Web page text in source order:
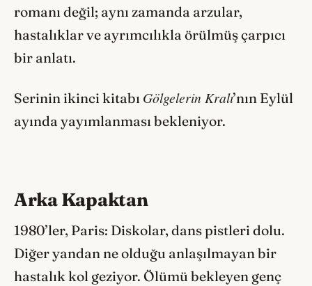
romanı değil; aynı zamanda arzular,
hastalıklar ve ayrımcılıkla örülmüş çarpıcı
bir anlatı.
Serinin ikinci kitabı Gölgelerin Kralı’nın Eylül
ayında yayımlanması bekleniyor.
Arka Kapaktan
1980’ler, Paris: Diskolar, dans pistleri dolu.
Diğer yandan ne olduğu anlaşılmayan bir
hastalık kol geziyor. Ölümü bekleyen genç